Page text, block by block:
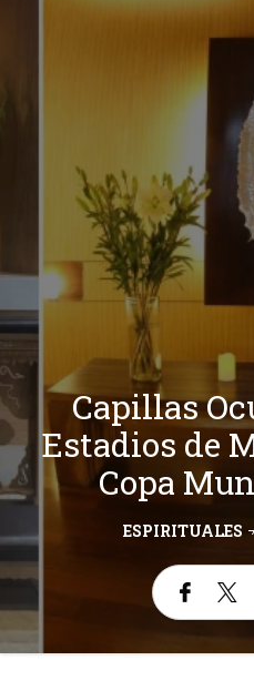
Capillas
Estadios de
Copa
ESPIRITUALES